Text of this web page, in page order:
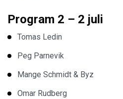
Program 2 – 2 juli
Tomas Ledin
Peg Parnevik
Mange Schmidt & Byz
Omar Rudberg